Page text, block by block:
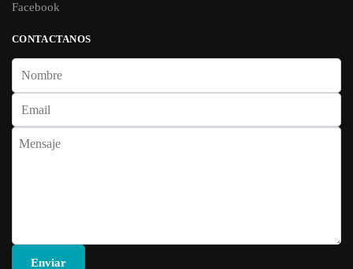
Facebook
CONTACTANOS